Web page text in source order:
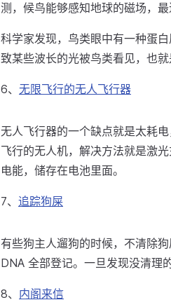
测，候鸟能够感知地球的磁场，最
科学家发现，鸟类眼中有一种蛋
致某些波长的光被鸟类看见，也就
6、 无限飞行的无人飞行器
无人飞行器的一个缺点就是太耗
飞行的无人机，解决方法就是激
电能，储存在电池里面。
7、 追踪狗屎
有些狗主人遛狗的时候，不清除
DNA 全部登记。一旦发现没清理
8、 内阁来信